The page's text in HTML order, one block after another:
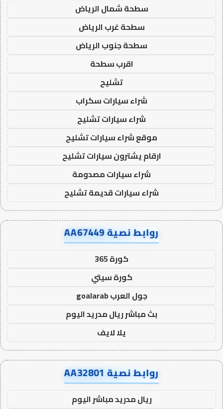
سطحة شمال الرياض
سطحة غرب الرياض
سطحة جنوب الرياض
اقرب سطحة
تشليح
شراء سيارات سكراب
شراء سيارات تشليح
موقع شراء سيارات تشليح
ارقام يشترون سيارات تشليح
شراء سيارات مصدومة
شراء سيارات قديمة تشليح
روابط نصية AA67449
كورة 365
كورة سيتي
جول العرب goalarab
بث مباشر ريال مدريد اليوم
يلا لايف
روابط نصية AA32801
ريال مدريد مباشر اليوم